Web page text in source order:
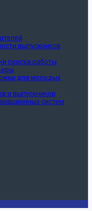
выпускников
поиска работы
для молодых
и выпускников
систем